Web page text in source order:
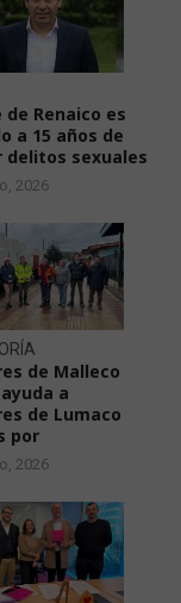
de Renaico es
a 15 años de
delitos sexuales
2026
de Malleco
a
de Lumaco
por
2026